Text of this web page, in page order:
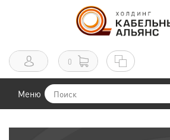
0
Меню